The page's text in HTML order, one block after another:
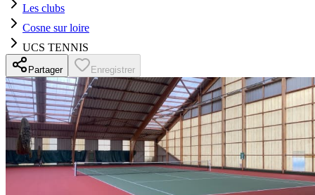
Les clubs
Cosne sur loire
UCS TENNIS
Partager Enregistrer